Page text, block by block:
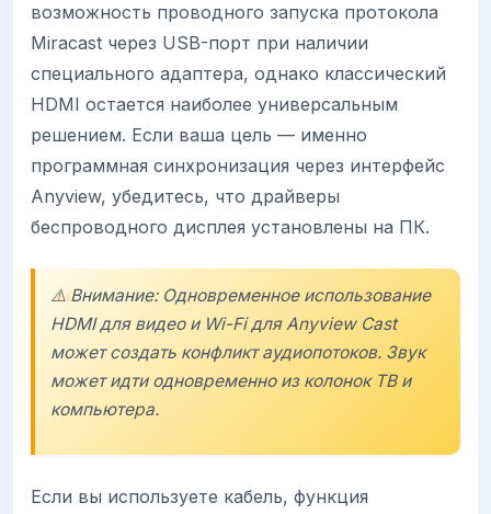
возможность проводного запуска протокола
Miracast через USB-порт при наличии
специального адаптера, однако классический
HDMI остается наиболее универсальным
решением. Если ваша цель — именно
программная синхронизация через интерфейс
Anyview, убедитесь, что драйверы
беспроводного дисплея установлены на ПК.
⚠️ Внимание: Одновременное использование
HDMI для видео и Wi-Fi для Anyview Cast
может создать конфликт аудиопотоков. Звук
может идти одновременно из колонок ТВ и
компьютера.
Если вы используете кабель, функция